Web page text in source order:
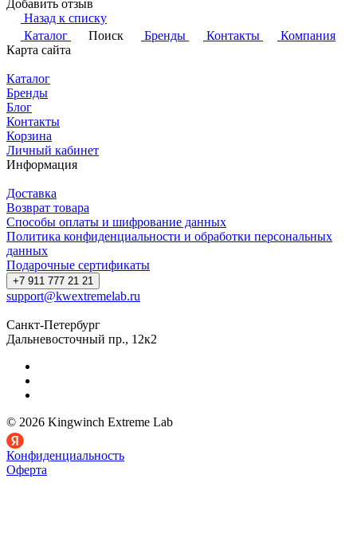
Добавить отзыв
Назад к списку
Каталог
Поиск Бренды Контакты
Компания
Карта сайта
Каталог
Бренды
Блог
Контакты
Корзина
Личный кабинет
Информация
Доставка
Возврат товара
Способы оплаты и шифрование данных
Политика конфиденциальности и обработки персональных
данных
Подарочные сертификаты
+7 911 777 21 21
support@kwextremelab.ru
Санкт-Петербург
Дальневосточный пр., 12к2
© 2026 Kingwinch Extreme Lab
Конфиденциальность
Оферта